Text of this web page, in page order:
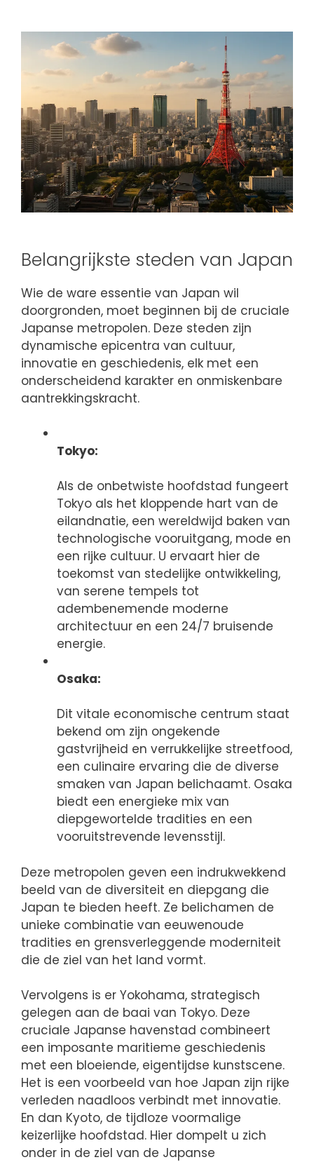
Belangrijkste steden van Japan
Wie de ware essentie van Japan wil
doorgronden, moet beginnen bij de cruciale
Japanse metropolen. Deze steden zijn
dynamische epicentra van cultuur,
innovatie en geschiedenis, elk met een
onderscheidend karakter en onmiskenbare
aantrekkingskracht.
Tokyo:
Als de onbetwiste hoofdstad fungeert
Tokyo als het kloppende hart van de
eilandnatie, een wereldwijd baken van
technologische vooruitgang, mode en
een rijke cultuur. U ervaart hier de
toekomst van stedelijke ontwikkeling,
van serene tempels tot
adembenemende moderne
architectuur en een 24/7 bruisende
energie.
Osaka:
Dit vitale economische centrum staat
bekend om zijn ongekende
gastvrijheid en verrukkelijke streetfood,
een culinaire ervaring die de diverse
smaken van Japan belichaamt. Osaka
biedt een energieke mix van
diepgewortelde tradities en een
vooruitstrevende levensstijl.
Deze metropolen geven een indrukwekkend
beeld van de diversiteit en diepgang die
Japan te bieden heeft. Ze belichamen de
unieke combinatie van eeuwenoude
tradities en grensverleggende moderniteit
die de ziel van het land vormt.
Vervolgens is er Yokohama, strategisch
gelegen aan de baai van Tokyo. Deze
cruciale Japanse havenstad combineert
een imposante maritieme geschiedenis
met een bloeiende, eigentijdse kunstscene.
Het is een voorbeeld van hoe Japan zijn rijke
verleden naadloos verbindt met innovatie.
En dan Kyoto, de tijdloze voormalige
keizerlijke hoofdstad. Hier dompelt u zich
onder in de ziel van de Japanse